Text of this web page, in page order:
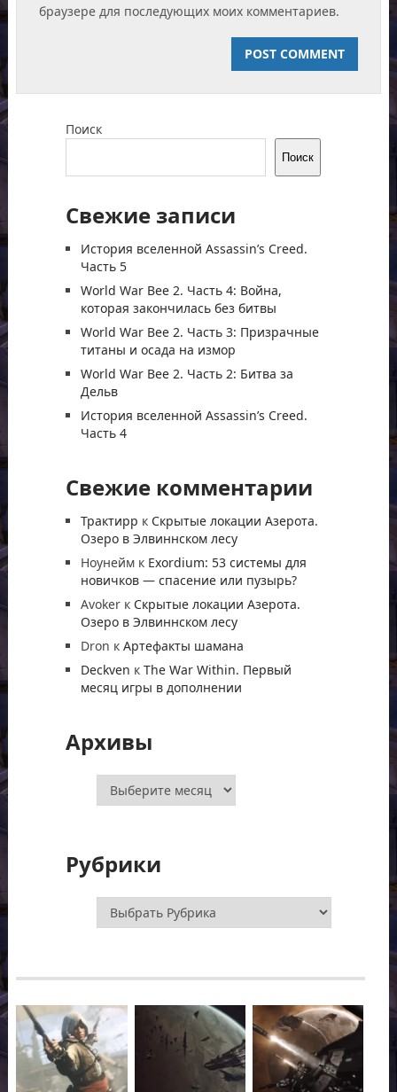
браузере для последующих моих комментариев.
Поиск
Поиск
Свежие записи
История вселенной Assassin’s Creed.
Часть 5
World War Bee 2. Часть 4: Война,
которая закончилась без битвы
World War Bee 2. Часть 3: Призрачные
титаны и осада на измор
World War Bee 2. Часть 2: Битва за
Дельв
История вселенной Assassin’s Creed.
Часть 4
Свежие комментарии
Трактирр к Скрытые локации Азерота.
Озеро в Элвиннском лесу
Ноунеймк Exordium: 53 системы для
новичков — спасение или пузырь?
Avokerк Скрытые локации Азерота.
Озеро в Элвиннском лесу
Dron к Артефакты шамана
Deckven к The War Within. Первый
месяц игры в дополнении
Архивы
Архивы
Рубрики
Рубрики